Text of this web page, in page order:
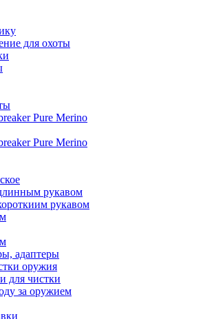
для охоты
Pure Merino
Pure Merino
рукавом
рукавом
адаптеры
оружия
для чистки
за оружием